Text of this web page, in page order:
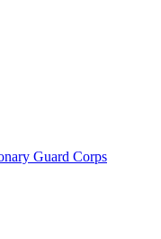
Guard Corps